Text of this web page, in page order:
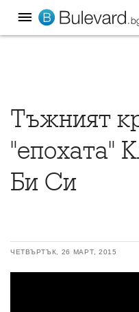
Тъжният
"епохата"
Би Си
ЧЕТВЪРТЪК, 26 МАРТ, 2015